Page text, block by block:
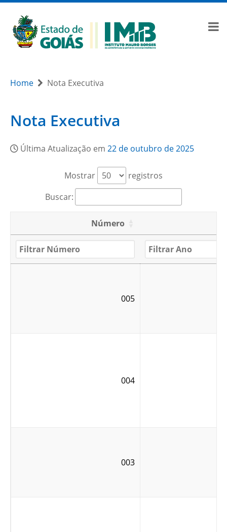
Home Nota Executiva
Nota Executiva
Última Atualização em 22 de outubro de 2025
Mostrar
registros
Buscar:
Número
005
004
003